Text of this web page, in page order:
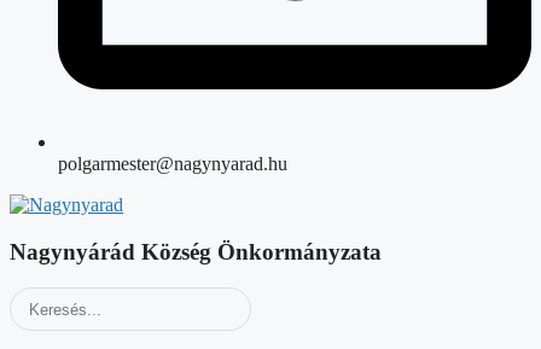
polgarmester@nagynyarad.hu
Nagynyárád Község Önkormányzata